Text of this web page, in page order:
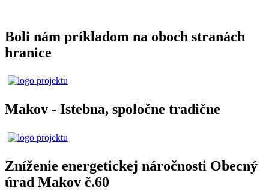
Boli nám príkladom na oboch stranách
hranice
Makov - Istebna, spoločne tradične
Zníženie energetickej náročnosti Obecný
úrad Makov č.60